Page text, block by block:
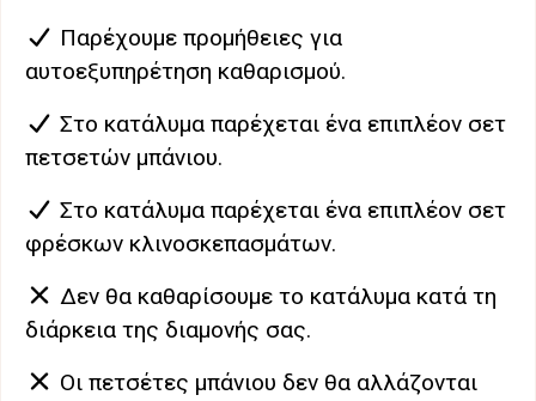
Παρέχουμε προμήθειες για
αυτοεξυπηρέτηση καθαρισμού.
Στο κατάλυμα παρέχεται ένα επιπλέον σετ
πετσετών μπάνιου.
Στο κατάλυμα παρέχεται ένα επιπλέον σετ
φρέσκων κλινοσκεπασμάτων.
Δεν θα καθαρίσουμε το κατάλυμα κατά τη
διάρκεια της διαμονής σας.
Οι πετσέτες μπάνιου δεν θα αλλάζονται